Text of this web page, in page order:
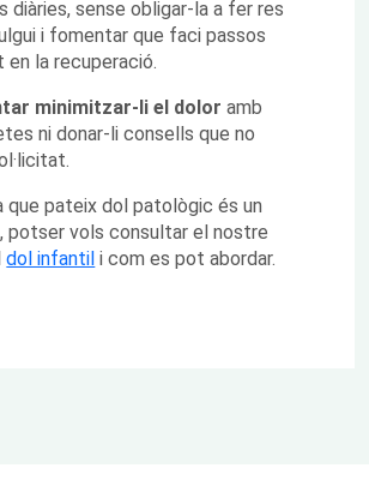
diàries, sense obligar-la a fer res
i fomentar que faci passos
en la recuperació.
minimitzar-li el dolor amb
ni donar-li consells que no
que pateix dol patològic és un
potser vols consultar el nostre
dol infantil i com es pot abordar.